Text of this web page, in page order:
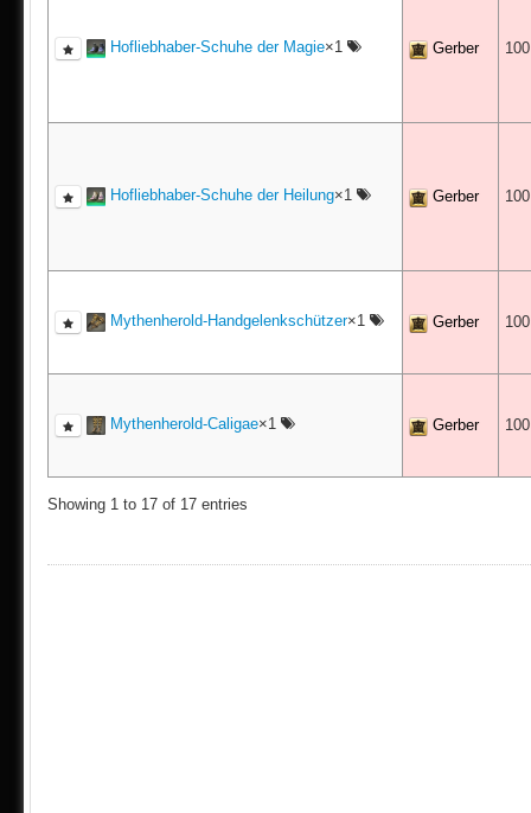
Hofliebhaber-Schuhe der Magie×1 Gerber
Hofliebhaber-Schuhe der Heilung×1 Gerber
Mythenherold-Handgelenkschützer×1 Gerber
Mythenherold-Caligae×1 Gerber
Showing 1 to 17 of 17 entries